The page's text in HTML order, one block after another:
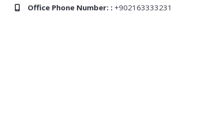
Office Phone Number: : +902163333231